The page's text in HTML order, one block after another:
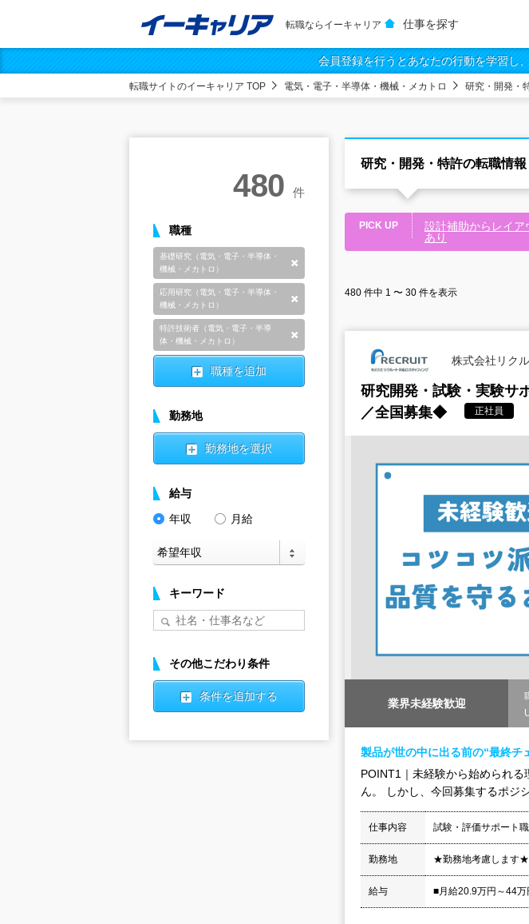
転職ならイーキャリア 仕事を探す
会員登録を行うとあなたの行動を学習し
転職サイトのイーキャリア TOP 電気・電子・半導体・機械・メカトロ 研究・開発・
研究・開発・特許の転職情報
PICK UP
設計補助からレイ
あり
480 件中 1 〜 30 件を表示
株式会社リク
研究開発・試験・実験サ
／全国募集◆
正社員
業界未経験歓迎
製品が世の中に出る前の“最終チ
POINT1｜未経験から始められ
ん。 しかし、今回募集するポジ
仕事内容 試験・評価サポート
勤務地 ★勤務地考慮します
給与 ■月給20.9万円～44
480 件
職種
基礎研究（電気・電子・半導体・
機械・メカトロ）
応用研究（電気・電子・半導体・
機械・メカトロ）
特許技術者（電気・電子・半導
体・機械・メカトロ）
職種を追加
勤務地
勤務地を選択
給与
年収
月給
キーワード
その他こだわり条件
条件を追加する